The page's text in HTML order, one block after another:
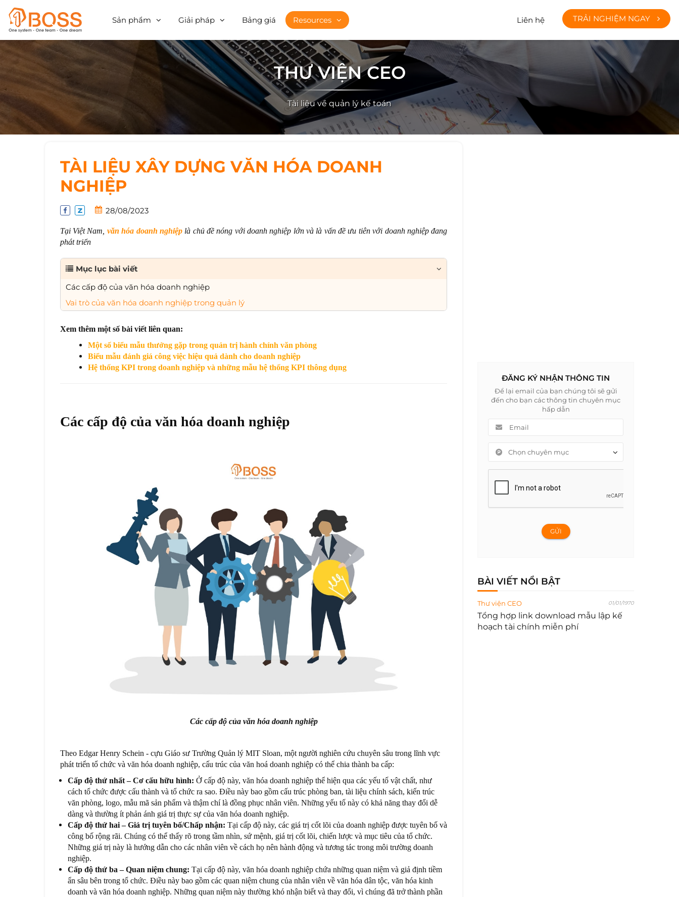
Sản phẩm Giải pháp Bảng giá Resources Liên hệ TRẢI NGHIỆM NGAY
THƯ VIỆN CEO
Tài liệu về quản lý kế toán
TÀI LIỆU XÂY DỰNG VĂN HÓA DOANH
NGHIỆP
28/08/2023
Tại Việt Nam, văn hóa doanh nghiệplà chủ đề nóng với doanh nghiệp lớn và là vấn đề ưu tiên với doanh nghiệp đang
phát triển
Mục lục bài viết
Các cấp độ của văn hóa doanh nghiệp
Vai trò của văn hóa doanh nghiệp trong quản lý
Xem thêm một số bài viết liên quan:
Một số biểu mẫu thưởng gặp trong quản trị hành chính văn phòng
Biểu mẫu đánh giá công việc hiệu quả dành cho doanh nghiệp
Hệ thống KPI trong doanh nghiệp và những mẫu hệ thống KPI thông dụng
Các cấp độ của văn hóa doanh nghiệp
Các cấp độ của văn hóa doanh nghiệp
Theo Edgar Henry Schein - cựu Giáo sư Trường Quản lý MIT Sloan, một người nghiên cứu chuyên sâu trong lĩnh vực
phát triển tổ chức và văn hóa doanh nghiệp, cấu trúc của văn hoá doanh nghiệp có thể chia thành ba cấp:
Cấp độ thứ nhất – Cơ cấu hữu hình: Ở cấp độ này, văn hóa doanh nghiệp thể hiện qua các yếu tố vật chất, như
cách tổ chức được cấu thành và tổ chức ra sao. Điều này bao gồm cấu trúc phòng ban, tài liệu chính sách, kiến trúc
văn phòng, logo, mẫu mã sản phẩm và thậm chí là đồng phục nhân viên. Những yếu tố này có khả năng thay đổi dễ
dàng và thường ít phản ánh giá trị thực sự của văn hóa doanh nghiệp.
Cấp độ thứ hai – Giá trị tuyên bố/Chấp nhận: Tại cấp độ này, các giá trị cốt lõi của doanh nghiệp được tuyên bố và
công bố rộng rãi. Chúng có thể thấy rõ trong tầm nhìn, sứ mệnh, giá trị cốt lõi, chiến lược và mục tiêu của tổ chức.
Những giá trị này là hướng dẫn cho các nhân viên về cách họ nên hành động và tương tác trong môi trường doanh
nghiệp.
Cấp độ thứ ba – Quan niệm chung: Tại cấp độ này, văn hóa doanh nghiệp chứa những quan niệm và giả định tiềm
ẩn sâu bên trong tổ chức. Điều này bao gồm các quan niệm chung của nhân viên về văn hóa dân tộc, văn hóa kinh
doanh và văn hóa doanh nghiệp. Những quan niệm này thường khó nhận biết và thay đổi, vì chúng đã trở thành phần
ĐĂNG KÝ NHẬN THÔNG TIN
Để lại email của bạn chúng tôi sẽ gửi
đến cho bạn các thông tin chuyên mục
hấp dẫn
Chọn chuyên mục
GỬI
BÀI VIẾT NỔI BẬT
Thư viện CEO 01/01/1970
Tổng hợp link download mẫu lập kế
hoạch tài chính miễn phí